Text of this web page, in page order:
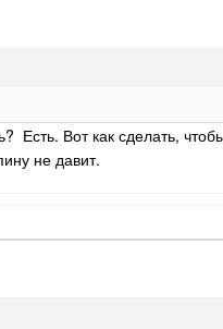
Вот как сделать,
не давит.